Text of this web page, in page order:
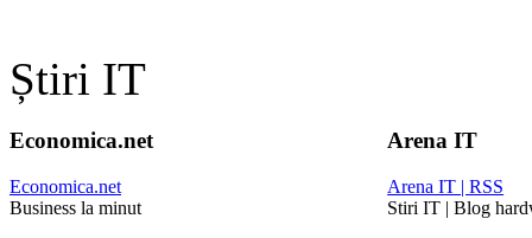
Știri IT
Economica.net
Economica.net
Business la minut
Arena IT
Arena IT | RSS
Stiri IT | Blog